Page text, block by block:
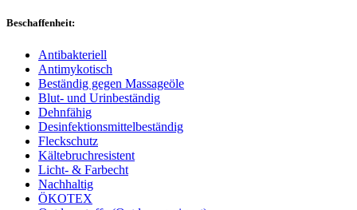
Beschaffenheit:
Antibakteriell
Antimykotisch
Beständig gegen Massageöle
Blut- und Urinbeständig
Dehnfähig
Desinfektionsmittelbeständig
Fleckschutz
Kältebruchresistent
Licht- & Farbecht
Nachhaltig
ÖKOTEX